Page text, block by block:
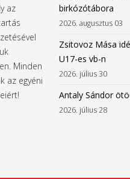
az
Minden
az egyéni
birkózótábora
2026. augusztus 03
Zsitovoz Mása
U17-es vb-n
2026. július 30
Antaly Sándor
2026. július 28